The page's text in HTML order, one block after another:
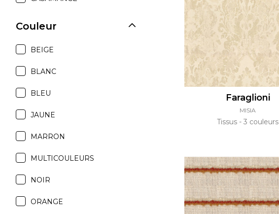
Satin
Soie
Velours
Couleur
BEIGE
BLANC
BLEU
JAUNE
MARRON
MULTICOULEURS
NOIR
ORANGE
Faraglioni
MISIA
Tissus 3 couleurs